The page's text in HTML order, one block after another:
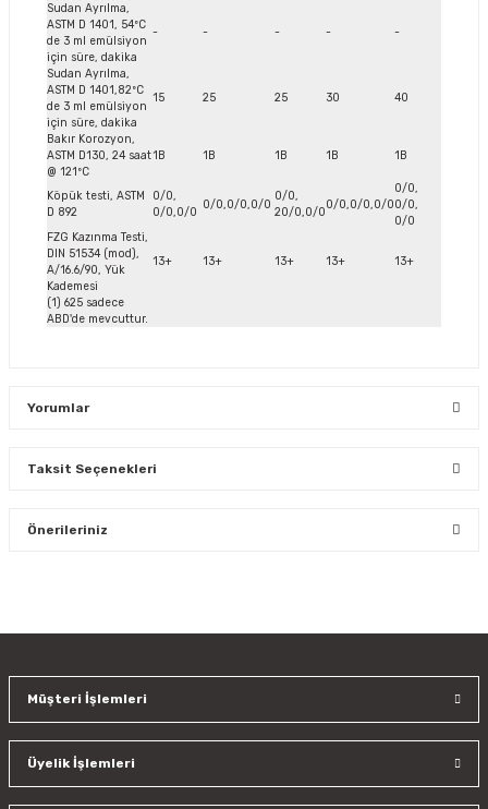
Sudan Ayrılma,
ASTM D 1401, 54ºC
de 3 ml emülsiyon
için süre, dakika
- - - - -
Sudan Ayrılma,
ASTM D 1401,82ºC
de 3 ml emülsiyon
için süre, dakika
15 25 25 30 40
Bakır Korozyon,
ASTM D130, 24 saat
@ 121ºC
1B 1B 1B 1B 1B
Köpük testi, ASTM
D 892
0/0,
0/0,0/0
0/0,0/0,0/0
0/0,
20/0,0/0
0/0,0/0,0/0
0/0,
0/0,
0/0
FZG Kazınma Testi,
DIN 51534 (mod),
A/16.6/90, Yük
Kademesi
13+ 13+ 13+ 13+ 13+
(1) 625 sadece
ABD'de mevcuttur.
Yorumlar
Taksit Seçenekleri
Önerileriniz
Ürün resmi kalitesiz, bozuk veya görüntülenemiyor.
Ürün bilgilerinde hatalar bulunuyor.
Müşteri İşlemleri
Üyelik İşlemleri